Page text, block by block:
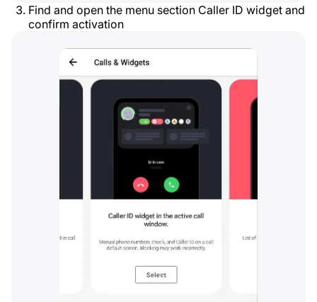
Find and open the menu section Caller ID widget and
confirm activation